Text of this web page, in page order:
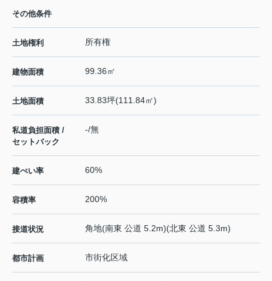
その他条件
土地権利 所有権
建物面積 99.36㎡
土地面積 33.83坪(111.84㎡)
私道負担面積 /
セットバック
-/無
建ぺい率 60%
容積率 200%
接道状況 角地(南東 公道 5.2m)(北東 公道 5.3m)
都市計画 市街化区域